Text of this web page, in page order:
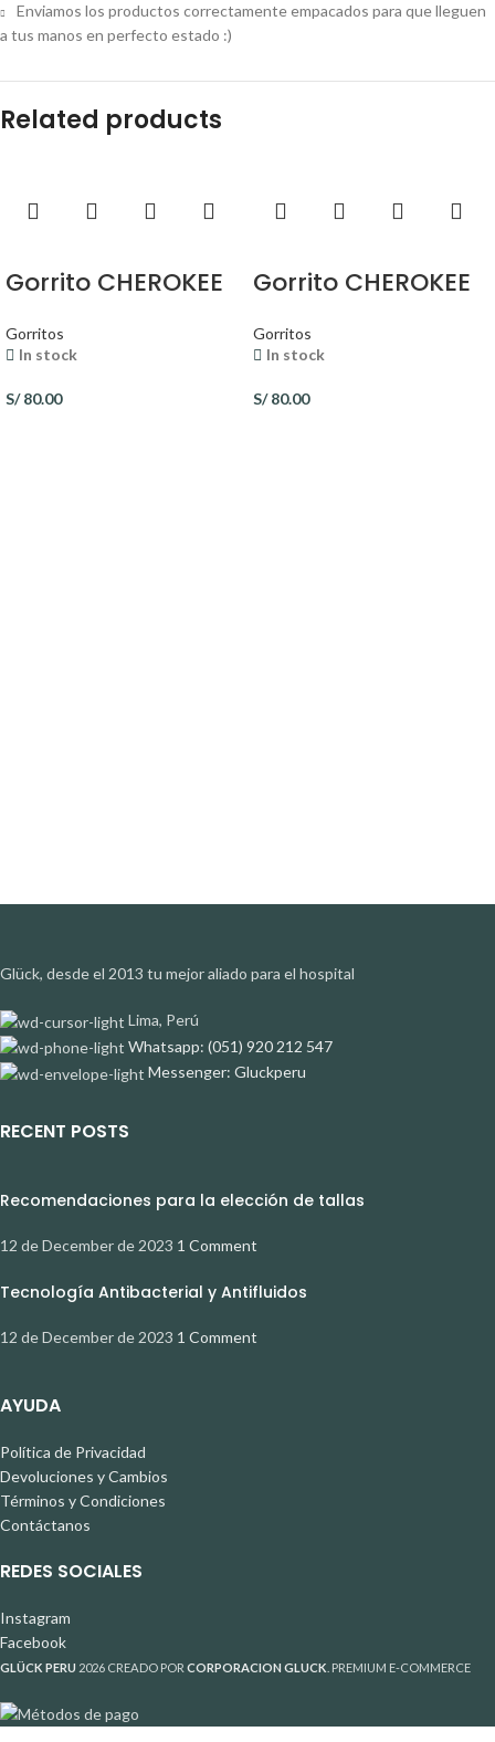
Enviamos los productos correctamente empacados para que lleguen
a tus manos en perfecto estado :)
Related products
Gorrito CHEROKEE
Gorritos
In stock
S/80.00
Gorrito CHEROKEE
Gorritos
In stock
S/80.00
Glück, desde el 2013 tu mejor aliado para el hospital
Lima, Perú
Whatsapp: (051) 920 212 547
Messenger: Gluckperu
RECENT POSTS
Recomendaciones para la elección de tallas
12 de December de 2023 1 Comment
Tecnología Antibacterial y Antifluidos
12 de December de 2023 1 Comment
AYUDA
Política de Privacidad
Devoluciones y Cambios
Términos y Condiciones
Contáctanos
REDES SOCIALES
Instagram
Facebook
GLÜCK PERU 2026 CREADO POR CORPORACION GLUCK . PREMIUM E-COMMERCE